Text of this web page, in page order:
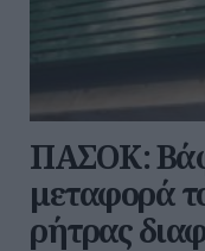
ΠΑΣΟΚ:
μεταφορά
ρήτρας